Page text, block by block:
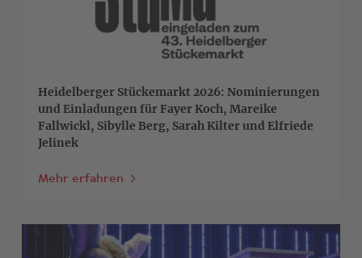
Heidelberger Stückemarkt 2026: Nominierungen
und Einladungen für Fayer Koch, Mareike
Fallwickl, Sibylle Berg, Sarah Kilter und Elfriede
Jelinek
Mehr erfahren